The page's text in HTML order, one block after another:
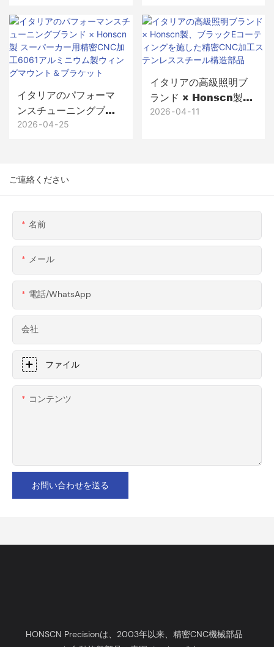
ミニウム部品
イタリアのパフォーマ
ンスチューニングブラ
ンド × Honscn製 スー
ラケット
2026 04 25
イタリアの高級照明ブ
ランド × Honscn製、
ブラックEコーティング
2026 04 11
ご連絡ください
名前
メール
電話/WhatsApp
会社
ファイル
コンテンツ
お問い合わせを送る
HONSCN Precisionは、2003年以来、精密CNC機械部品